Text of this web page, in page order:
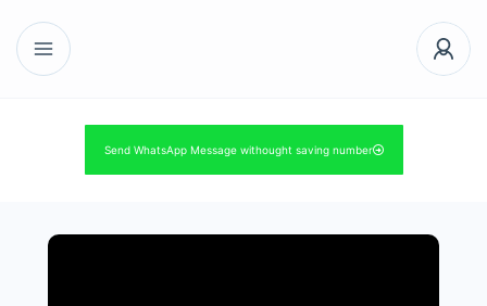
Send WhatsApp Message withought saving number